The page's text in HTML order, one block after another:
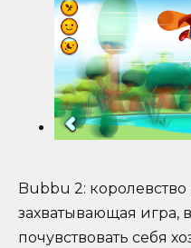
Bubbu 2:
захватывающая игра,
почувствовать себя